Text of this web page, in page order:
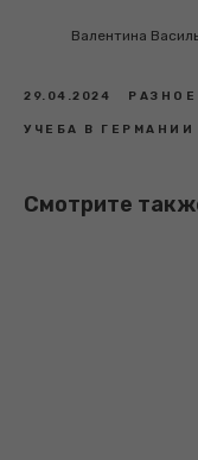
Валентина
29.04.2024 РАЗНОЕ
УЧЕБА В ГЕРМАНИИ
Смотрите